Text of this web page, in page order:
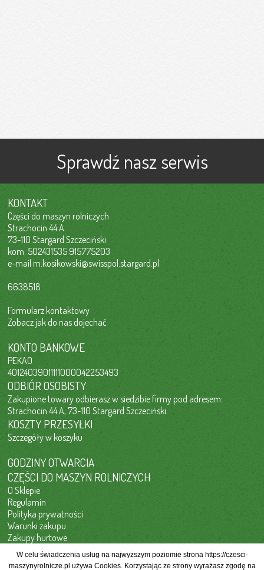
Sprawdź nasz serwis
KONTAKT
Części do maszyn rolniczych
Strachocin 44 A
73-110 Stargard Szczeciński
kom. 502431535 915775203
e-mailm.kosikowski@swisspol.stargard.pl
6638518
Formularz kontaktowy
Zobacz jak do nas dojechać
KONTO BANKOWE
PEKAO
40124039011111000042253493
ODBIÓR OSOBISTY
Zakupione towary odbierasz w siedzibie firmy pod adresem:
Strachocin 44 A, 73-110 Stargard Szczeciński
KOSZTY PRZESYŁKI
Szczegóły w koszyku
GODZINY OTWARCIA
CZĘŚCI DO MASZYN ROLNICZYCH
O Sklepie
Regulamin
Polityka prywatności
Warunki zakupu
Zakupy hurtowe
Kontakt
W celu świadczenia usług na najwyższym poziomie strona https://czesci-
maszynyrolnicze.pl używa Cookies. Korzystając ze strony wyrażasz zgodę na